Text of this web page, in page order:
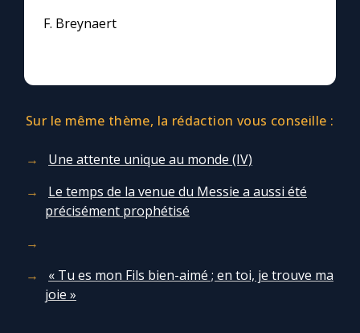
F. Breynaert
Sur le même thème, la rédaction vous conseille :
Une attente unique au monde (IV)
Le temps de la venue du Messie a aussi été
précisément prophétisé
« Tu es mon Fils bien-aimé ; en toi, je trouve ma
joie »